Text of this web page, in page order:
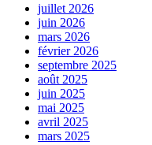
juillet 2026
juin 2026
mars 2026
février 2026
septembre 2025
août 2025
juin 2025
mai 2025
avril 2025
mars 2025